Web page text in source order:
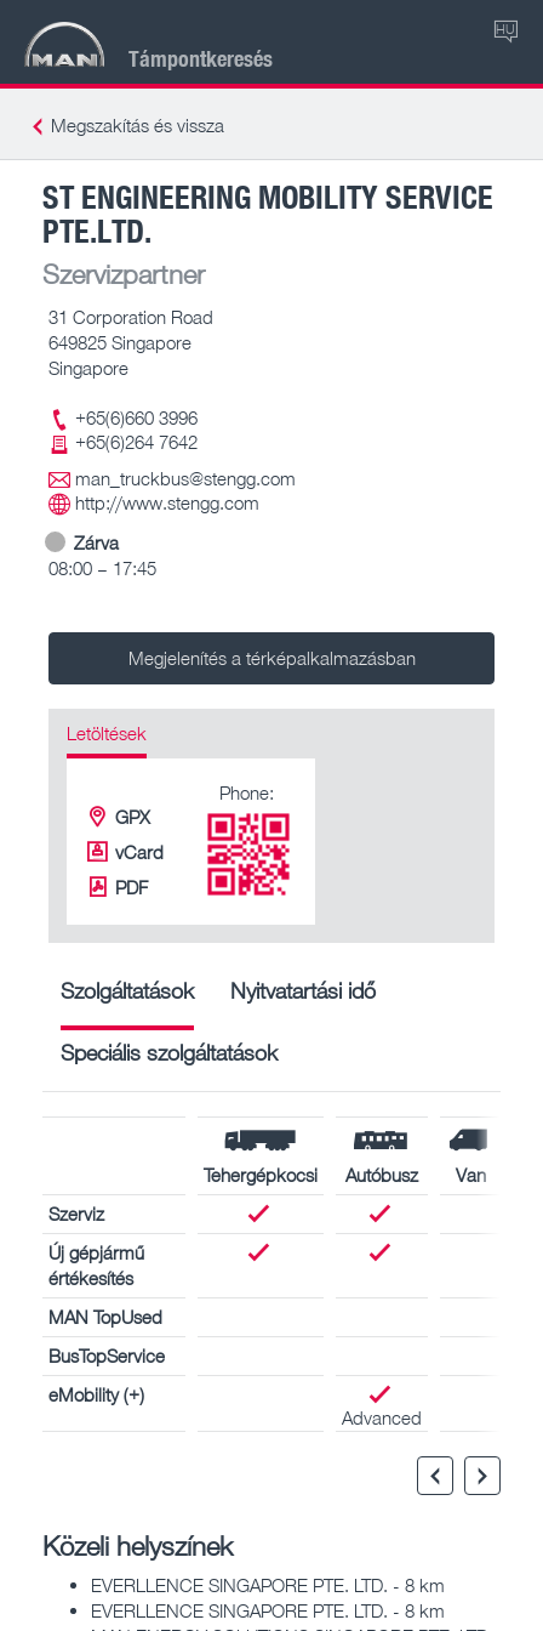
Támpontkeresés
HU
Megszakítás és vissza
ST ENGINEERING MOBILITY SERVICE
PTE.LTD.
Szervizpartner
31 Corporation Road
649825 Singapore
Singapore
+65(6)660 3996
+65(6)264 7642
man_truckbus@stengg.com
http://www.stengg.com
Zárva
08:00 – 17:45
Megjelenítés a térképalkalmazásban
Letöltések
GPX
vCard
PDF
Phone:
Szolgáltatások Nyitvatartási idő
Speciális szolgáltatások
Tehergépkocsi Autóbusz
Van
Szerviz
Új gépjármű
értékesítés
MAN TopUsed
BusTopService
eMobility (+)
Advanced
Közeli helyszínek
EVERLLENCE SINGAPORE PTE. LTD. - 8 km
EVERLLENCE SINGAPORE PTE. LTD. - 8 km